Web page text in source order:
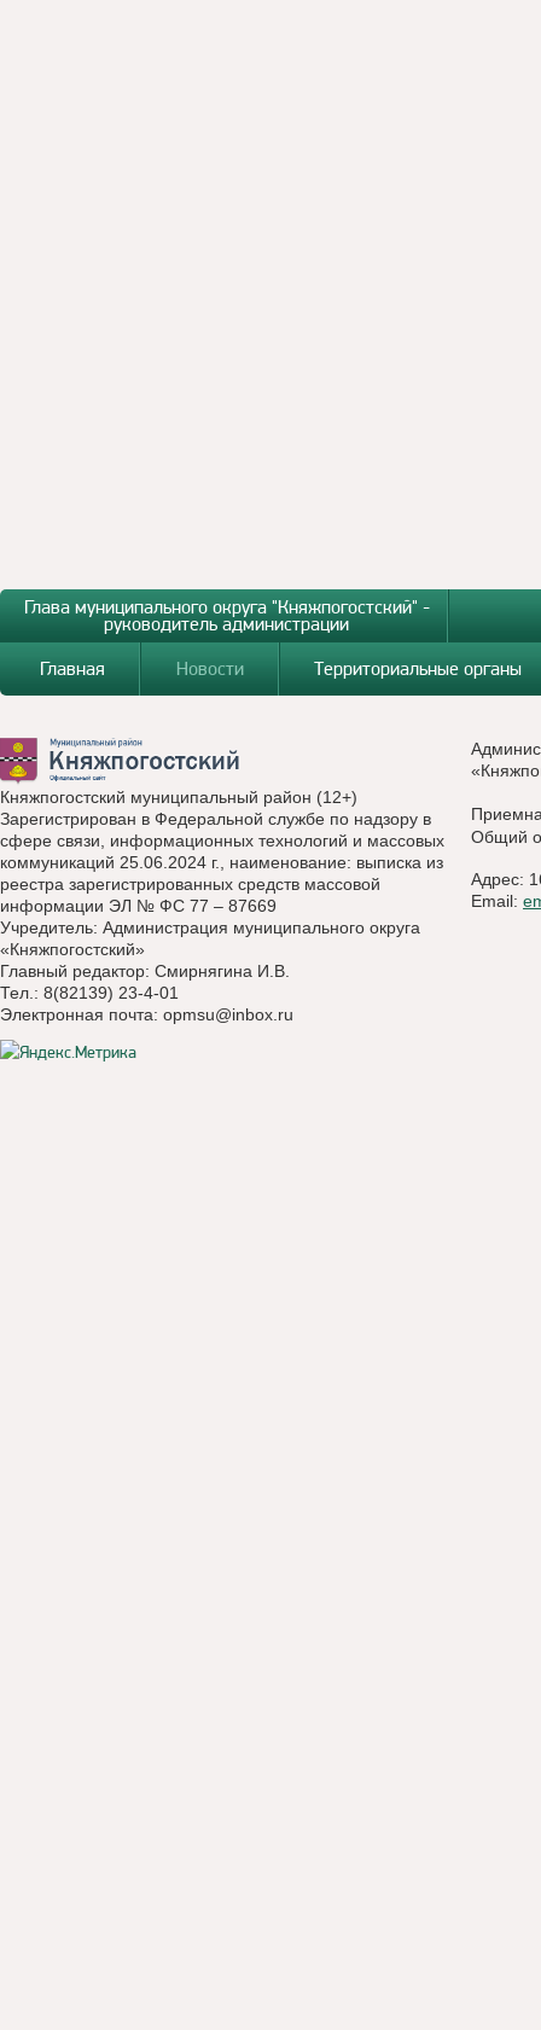
Глава муниципального округа "Княжпогостский" -
руководитель администрации
Главная
Новости Территориальные органы
Княжпогостский муниципальный район (12+)
Зарегистрирован в Федеральной службе по надзору в
сфере связи, информационных технологий и массовых
коммуникаций 25.06.2024 г., наименование: выписка из
реестра зарегистрированных средств массовой
информации ЭЛ № ФС 77 – 87669
Учредитель: Администрация муниципального округа
«Княжпогостский»
Главный редактор: Смирнягина И.В.
Тел.: 8(82139) 23-4-01
Электронная почта: opmsu@inbox.ru
Общий
Адрес:
Email: